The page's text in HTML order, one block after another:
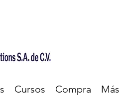
Cursos Compra Más